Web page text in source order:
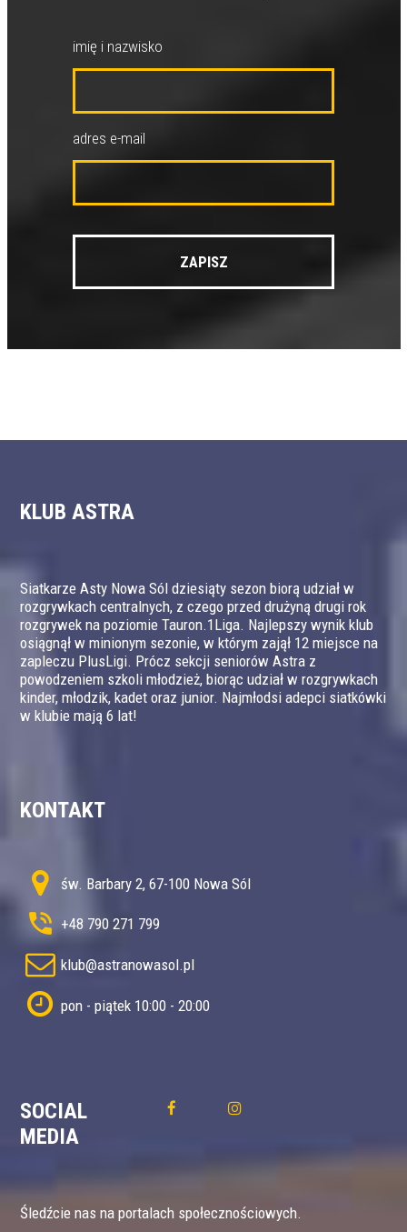
imię i nazwisko
adres e-mail
KLUB ASTRA
Siatkarze Asty Nowa Sól dziesiąty sezon biorą udział w
rozgrywkach centralnych, z czego przed drużyną drugi rok
rozgrywek na poziomie Tauron.1Liga. Najlepszy wynik klub
osiągnął w minionym sezonie, w którym zajął 12 miejsce na
zapleczu PlusLigi. Prócz sekcji seniorów Astra z
powodzeniem szkoli młodzież, biorąc udział w rozgrywkach
kinder, młodzik, kadet oraz junior. Najmłodsi adepci siatkówki
w klubie mają 6 lat!
KONTAKT
św. Barbary 2, 67-100 Nowa Sól
+48 790 271 799
klub@astranowasol.pl
pon - piątek 10:00 - 20:00
SOCIAL
MEDIA
Śledźcie nas na portalach społecznościowych.